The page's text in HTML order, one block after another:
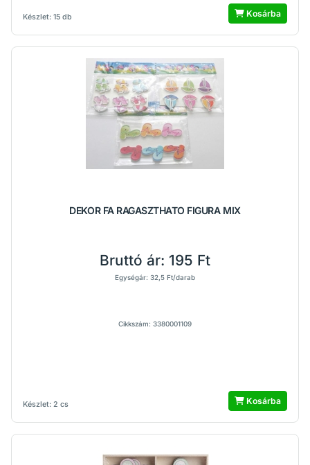
Készlet: 15 db Kosárba
DEKOR FA RAGASZTHATO FIGURA MIX
Készlet: 2 cs
Bruttó ár: 195 Ft
Egységár: 32,5 Ft/darab
Cikkszám: 3380001109
Kosárba